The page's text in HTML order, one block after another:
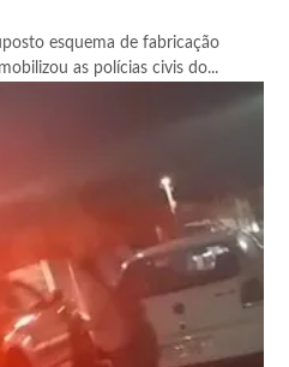
esquema de fabricação
as polícias civis do...